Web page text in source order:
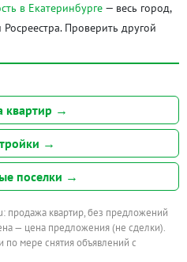
в Екатеринбурге — весь город,
Проверить другой
квартир →
→
поселки →
продажа квартир, без предложений
— цена предложения (не сделки).
по мере снятия объявлений с